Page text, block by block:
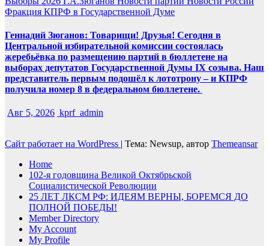
Фракция КПРФ в Государственной Думе
Геннадий Зюганов: Товарищи! Друзья! Сегодня в
Центральной избирательной комиссии состоялась
жеребьёвка по размещению партий в бюллетене на
выборах депутатов Государственной Думы IX созыва. Наш
представитель первым подошёл к лототрону – и КПРФ
получила номер 8 в федеральном бюллетене.
Авг 5, 2026 kprf_admin
Сайт работает на WordPress | Тема: Newsup, автор Themeansar
Home
102-я годовщина Великой Октябрьской
Социалистической Революции
25 ЛЕТ ЛКСМ РФ: ИДЕЯМ ВЕРНЫ, БОРЕМСЯ ДО
ПОЛНОЙ ПОБЕДЫ!
Member Directory
My Account
My Profile